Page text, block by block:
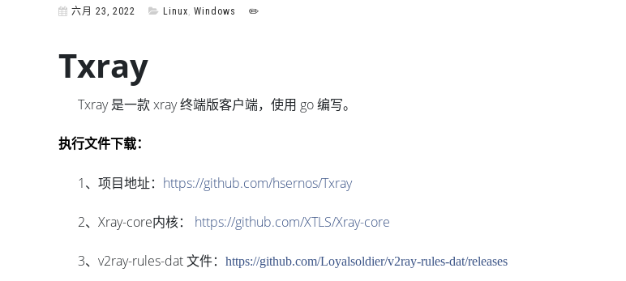
六月 23, 2022 Linux, Windows ✏️
Txray
Txray 是一款 xray 终端版客户端，使用 go 编写。
执行文件下载：
1、项目地址： https://github.com/hsernos/Txray
2、Xray-core内核： https://github.com/XTLS/Xray-core
3、v2ray-rules-dat 文件： https://github.com/Loyalsoldier/v2ray-rules-dat/releases